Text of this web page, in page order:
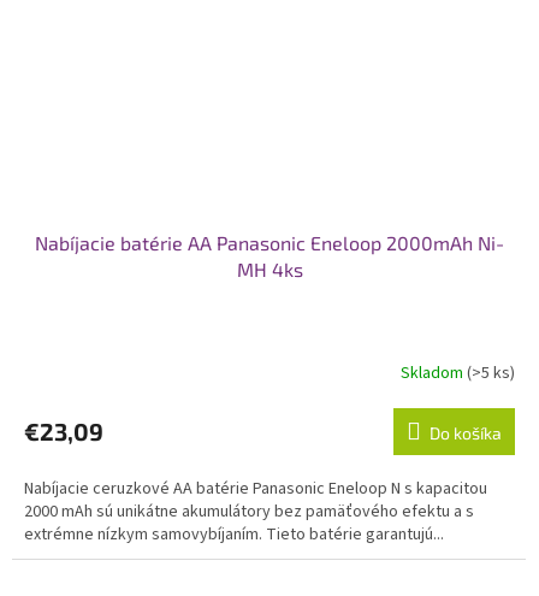
Nabíjacie batérie AA Panasonic Eneloop 2000mAh Ni-
MH 4ks
Skladom (>5 ks)
€23,09 Do košíka
Nabíjacie ceruzkové AA batérie Panasonic Eneloop N s kapacitou
2000 mAh sú unikátne akumulátory bez pamäťového efektu a s
extrémne nízkym samovybíjaním. Tieto batérie garantujú...